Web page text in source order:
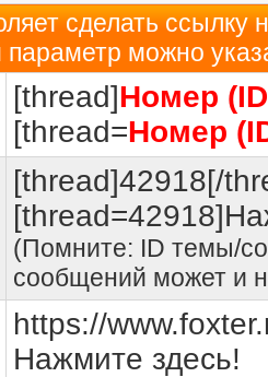
сделать
можно
[thread]Номер
[thread=Номер
[thread]42918[/
(Помните: ID темы/
сообщений может и
https://
Нажмите здесь!